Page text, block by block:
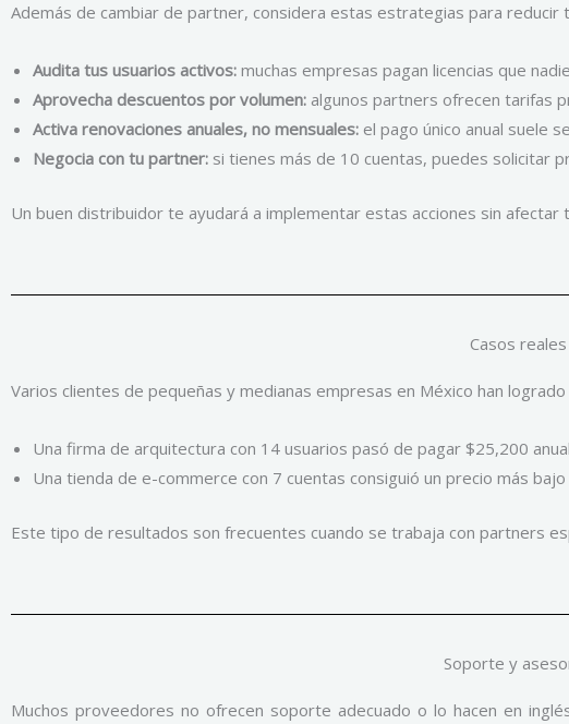
Además de cambiar de partner, considera estas estrategias para reducir
Audita tus usuarios activos: muchas empresas pagan licencias que
Aprovecha descuentos por volumen: algunos partners ofrecen tarifas
Activa renovaciones anuales, no mensuales: el pago único anual suele
Negocia con tu partner: si tienes más de 10 cuentas, puedes solicitar
Un buen distribuidor te ayudará a implementar estas acciones sin afectar
Casos
Varios clientes de pequeñas y medianas empresas en México han
Una firma de arquitectura con 14 usuarios pasó de pagar $25,200
Una tienda de e-commerce con 7 cuentas consiguió un precio más
Este tipo de resultados son frecuentes cuando se trabaja con partners
Soporte y
Muchos proveedores no ofrecen soporte adecuado o lo hacen en